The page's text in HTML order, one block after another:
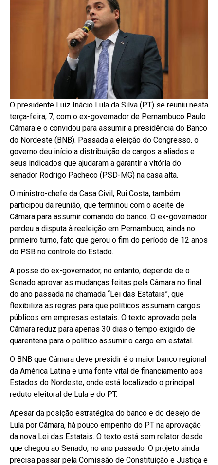
O presidente Luiz Inácio Lula da Silva (PT) se reuniu nesta
terça-feira, 7, com o ex-governador de Pernambuco Paulo
Câmara e o convidou para assumir a presidência do Banco
do Nordeste (BNB). Passada a eleição do Congresso, o
governo deu início a distribuição de cargos a aliados e
seus indicados que ajudaram a garantir a vitória do
senador Rodrigo Pacheco (PSD-MG) na casa alta.
O ministro-chefe da Casa Civil, Rui Costa, também
participou da reunião, que terminou com o aceite de
Câmara para assumir comando do banco. O ex-governador
perdeu a disputa à reeleição em Pernambuco, ainda no
primeiro turno, fato que gerou o fim do período de 12 anos
do PSB no controle do Estado.
A posse do ex-governador, no entanto, depende de o
Senado aprovar as mudanças feitas pela Câmara no final
do ano passada na chamada “Lei das Estatais”, que
flexibiliza as regras para que políticos assumam cargos
públicos em empresas estatais. O texto aprovado pela
Câmara reduz para apenas 30 dias o tempo exigido de
quarentena para o político assumir o cargo em estatal.
O BNB que Câmara deve presidir é o maior banco regional
da América Latina e uma fonte vital de financiamento aos
Estados do Nordeste, onde está localizado o principal
reduto eleitoral de Lula e do PT.
Apesar da posição estratégica do banco e do desejo de
Lula por Câmara, há pouco empenho do PT na aprovação
da nova Lei das Estatais. O texto está sem relator desde
que chegou ao Senado, no ano passado. O projeto ainda
precisa passar pela Comissão de Constituição e Justiça e